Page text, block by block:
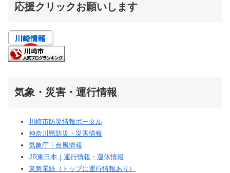
応援クリックお願いします
気象・災害・運行情報
川崎市防災情報ポータル
神奈川県防災・災害情報
気象庁｜台風情報
JR東日本｜運行情報・運休情報
東急電鉄（トップに運行情報あり）